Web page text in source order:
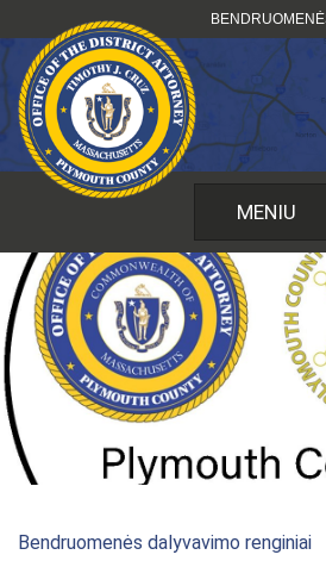
prie
turinio
MENIU
Bendruomenės dalyvavimo renginiai